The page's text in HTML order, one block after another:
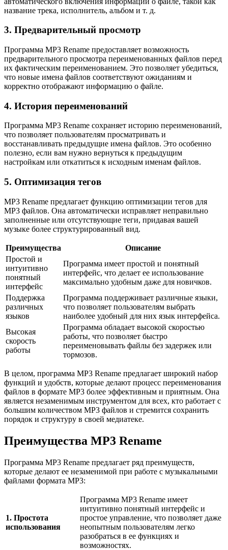
название трека, исполнитель, альбом и т. д.
3. Предварительный просмотр
Программа MP3 Rename предоставляет возможность
предварительного просмотра переименованных файлов перед
их фактическим переименованием. Это позволяет убедиться,
что новые имена файлов соответствуют ожиданиям и
корректно отображают информацию о файле.
4. История переименований
Программа MP3 Rename сохраняет историю переименований,
что позволяет пользователям просматривать и
восстанавливать предыдущие имена файлов. Это особенно
полезно, если вам нужно вернуться к предыдущим
настройкам или откатиться к исходным именам файлов.
5. Оптимизация тегов
MP3 Rename предлагает функцию оптимизации тегов для
MP3 файлов. Она автоматически исправляет неправильно
заполненные или отсутствующие теги, придавая вашей
музыке более структурированный вид.
Преимущества
Описание
Простой и
интуитивно
понятный
интерфейс
Программа имеет простой и понятный
интерфейс, что делает ее использование
максимально удобным даже для новичков.
Поддержка
различных
языков
Программа поддерживает различные языки,
что позволяет пользователям выбрать
наиболее удобный для них язык интерфейса.
Высокая
скорость
работы
Программа обладает высокой скоростью
работы, что позволяет быстро
переименовывать файлы без задержек или
тормозов.
В целом, программа MP3 Rename предлагает широкий набор
функций и удобств, которые делают процесс переименования
файлов в формате MP3 более эффективным и приятным. Она
является незаменимым инструментом для всех, кто работает с
большим количеством MP3 файлов и стремится сохранить
порядок и структуру в своей медиатеке.
Преимущества MP3 Rename
Программа MP3 Rename предлагает ряд преимуществ,
которые делают ее незаменимой при работе с музыкальными
файлами формата MP3:
1. Простота
использования
Программа MP3 Rename имеет
интуитивно понятный интерфейс и
простое управление, что позволяет даже
неопытным пользователям легко
разобраться в ее функциях и
возможностях.